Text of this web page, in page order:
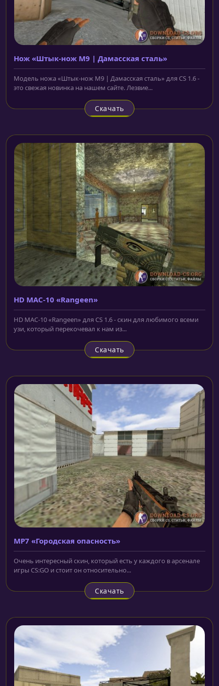
Нож «Штык-нож M9 | Дамасская сталь»
Модель ножа «Штык-нож M9 | Дамасская сталь» для CS 1.6 -
это свежая новинка на нашем сайте. Лезвие...
Скачать
HD MAC-10 «Rangeen»
HD MAC-10 «Rangeen» для CS 1.6 - скин для любимого всеми
узи, который перекочевал к нам из...
Скачать
MP7 «Городская опасность»
Очень интересный скин, который есть у каждого в арсенале
игры CS:GO и стоит он относительно...
Скачать